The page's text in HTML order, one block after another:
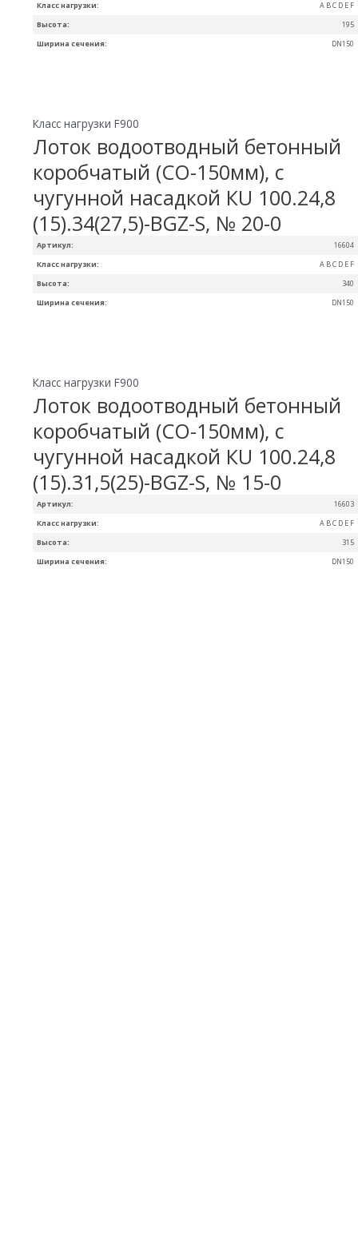
Ширина сечения: DN150
Высота: 195
Класс нагрузки: A B C D E F
Артикул: 16604
Ширина сечения: DN150
Высота: 340
Класс нагрузки: A B C D E F
Класс нагрузки F900
Лоток водоотводный бетонный
коробчатый (СО-150мм), с
чугунной насадкой КU 100.24,8
(15).34(27,5)-BGZ-S, № 20-0
Артикул: 16603
Ширина сечения: DN150
Высота: 315
Класс нагрузки: A B C D E F
Класс нагрузки F900
Лоток водоотводный бетонный
коробчатый (СО-150мм), с
чугунной насадкой КU 100.24,8
(15).31,5(25)-BGZ-S, № 15-0